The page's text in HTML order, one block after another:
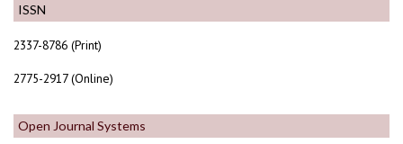
ISSN
2337-8786 (Print)
2775-2917 (Online)
Open Journal Systems